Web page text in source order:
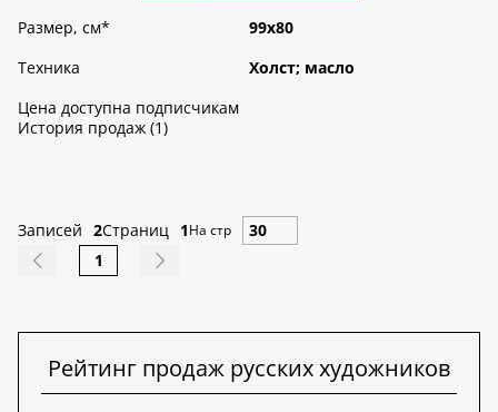
Размер, см*
99х80
Техника
Холст; масло
Цена доступна подписчикам
История продаж (1)
Записей 2Страниц 1На стр
1
Рейтинг продаж русских художников